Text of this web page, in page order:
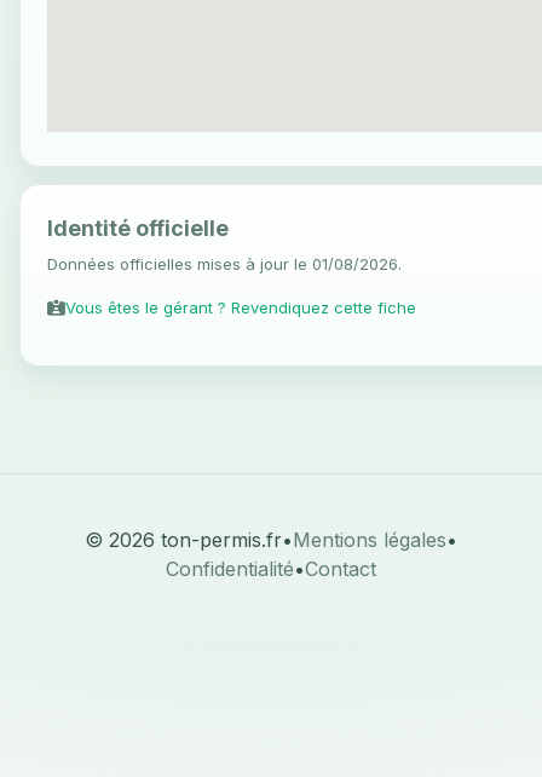
Identité officielle
Données officielles mises à jour le 01/08/2026.
Vous êtes le gérant ? Revendiquez cette fiche
© 2026 ton-permis.fr•Mentions légales•
Confidentialité•Contact